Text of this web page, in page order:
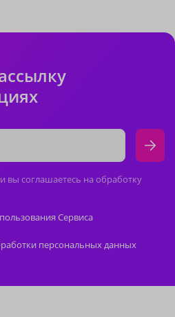
вы соглашаетесь на обработку
Сервиса
персональных данных